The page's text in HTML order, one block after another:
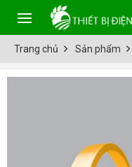
Trang chủ Sản phẩm